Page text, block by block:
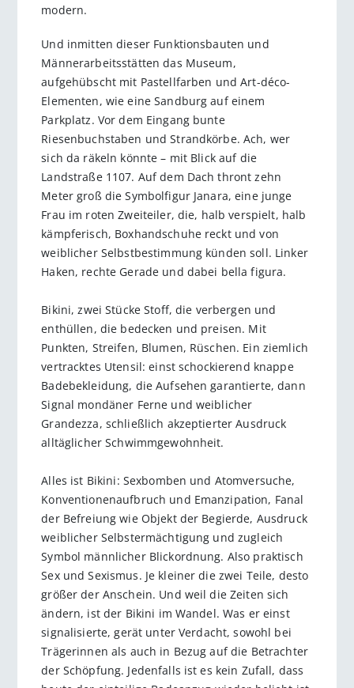
modern.
Und inmitten dieser Funktionsbauten und
Männerarbeitsstätten das Museum,
aufgehübscht mit Pastellfarben und Art-déco-
Elementen, wie eine Sandburg auf einem
Parkplatz. Vor dem Eingang bunte
Riesenbuchstaben und Strandkörbe. Ach, wer
sich da räkeln könnte – mit Blick auf die
Landstraße 1107. Auf dem Dach thront zehn
Meter groß die Symbolfigur Janara, eine junge
Frau im roten Zweiteiler, die, halb verspielt, halb
kämpferisch, Boxhandschuhe reckt und von
weiblicher Selbstbestimmung künden soll. Linker
Haken, rechte Gerade und dabei bella figura.
Bikini, zwei Stücke Stoff, die verbergen und
enthüllen, die bedecken und preisen. Mit
Punkten, Streifen, Blumen, Rüschen. Ein ziemlich
vertracktes Utensil: einst schockierend knappe
Badebekleidung, die Aufsehen garantierte, dann
Signal mondäner Ferne und weiblicher
Grandezza, schließlich akzeptierter Ausdruck
alltäglicher Schwimmgewohnheit.
Alles ist Bikini: Sexbomben und Atomversuche,
Konventionenaufbruch und Emanzipation, Fanal
der Befreiung wie Objekt der Begierde, Ausdruck
weiblicher Selbstermächtigung und zugleich
Symbol männlicher Blickordnung. Also praktisch
Sex und Sexismus. Je kleiner die zwei Teile, desto
größer der Anschein. Und weil die Zeiten sich
ändern, ist der Bikini im Wandel. Was er einst
signalisierte, gerät unter Verdacht, sowohl bei
Trägerinnen als auch in Bezug auf die Betrachter
der Schöpfung. Jedenfalls ist es kein Zufall, dass